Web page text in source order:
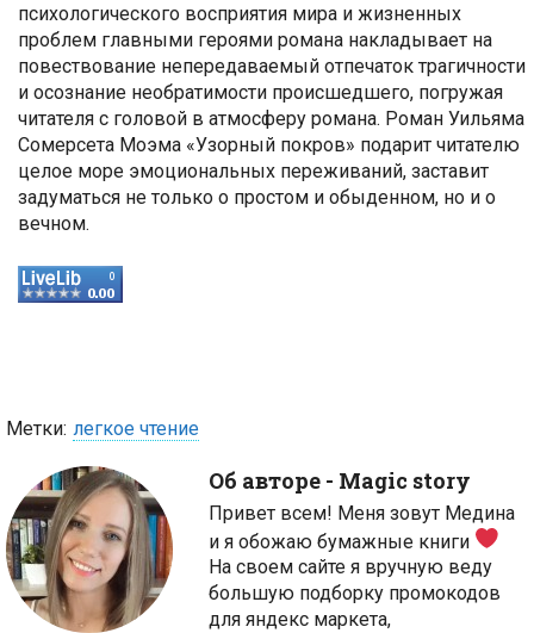
психологического восприятия мира и жизненных
проблем главными героями романа накладывает на
повествование непередаваемый отпечаток трагичности
и осознание необратимости происшедшего, погружая
читателя с головой в атмосферу романа. Роман Уильяма
Сомерсета Моэма «Узорный покров» подарит читателю
целое море эмоциональных переживаний, заставит
задуматься не только о простом и обыденном, но и о
вечном.
Метки: легкое чтение
Об авторе - Magic story
Привет всем! Меня зовут Медина
и я обожаю бумажные книги
На своем сайте я вручную веду
большую подборку промокодов
для яндекс маркета,